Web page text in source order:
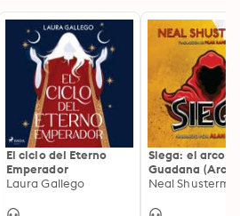
El ciclo del Eterno
Emperador
Laura Gallego
Siega: el arco
Guadana (Arc
Scythe)
Neal